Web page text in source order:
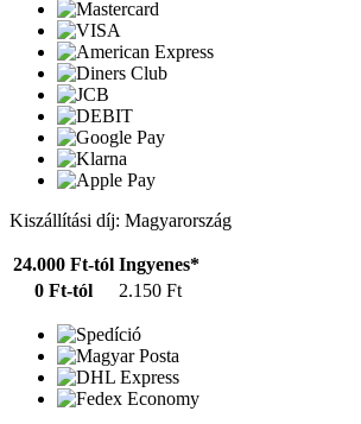
Kiszállítási díj: Magyarország
24.000 Ft-tól Ingyenes*
0 Ft-tól
2.150 Ft